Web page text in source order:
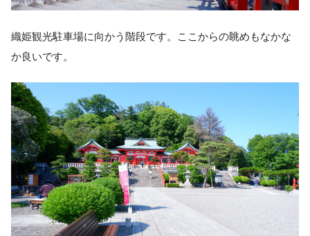
織姫観光駐車場に向かう階段です。ここからの眺めもなかな
か良いです。